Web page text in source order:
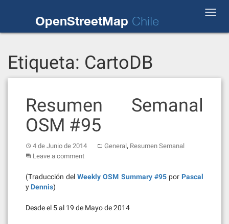
OpenStreetMap Chile
Etiqueta: CartoDB
Resumen Semanal
OSM #95
4 de Junio de 2014 General, Resumen Semanal
Leave a comment
(Traducción delWeekly OSM Summary #95por Pascal
y Dennis)
Desde el 5 al 19 de Mayo de 2014